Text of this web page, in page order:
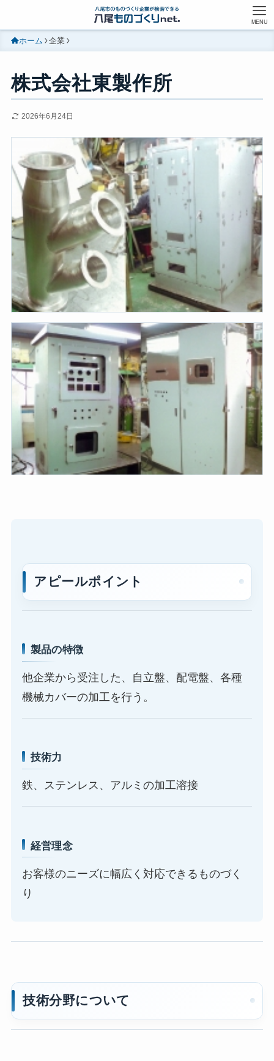
MENU
ホーム 企業
株式会社東製作所
2026年6月24日
アピールポイント
製品の特徴
他企業から受注した、自立盤、配電盤、各種
機械カバーの加工を行う。
技術力
鉄、ステンレス、アルミの加工溶接
経営理念
お客様のニーズに幅広く対応できるものづく
り
技術分野について